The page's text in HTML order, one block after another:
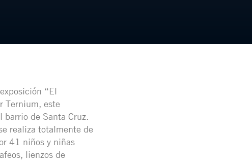
“El
Ternium, este
barrio de Santa Cruz.
realiza totalmente de
41 niños y niñas
lienzos de